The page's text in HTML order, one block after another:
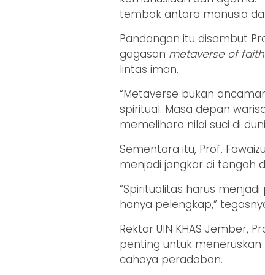
tembok antara manusia
Pandangan itu disambut
gagasan metaverse of faith
lintas iman.
“Metaverse bukan
spiritual. Masa depan
memelihara nilai suci di
Sementara itu, Prof.
menjadi jangkar di tengah
“Spiritualitas harus
hanya pelengkap,”
Rektor UIN KHAS Jember,
penting untuk
cahaya peradaban.